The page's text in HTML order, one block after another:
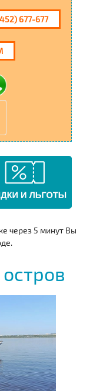
677-677
через 5 минут Вы